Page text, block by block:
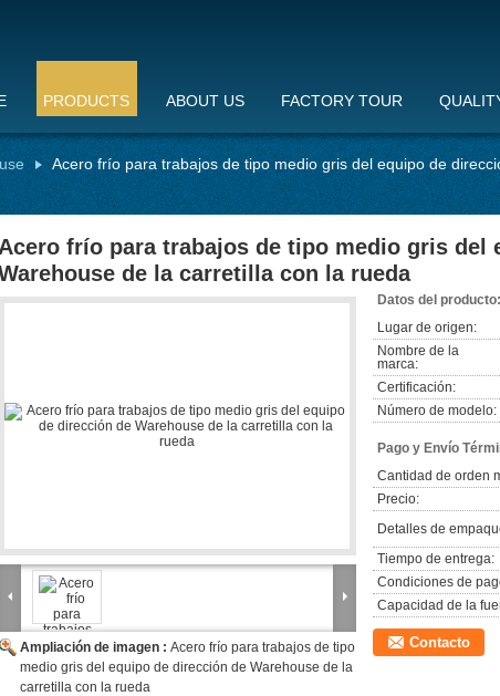
PRODUCTS ABOUT US FACTORY TOUR
Acero frío para trabajos de tipo medio gris del equipo de
Acero frío para trabajos de tipo medio gris del
de la carretilla con la rueda
Ampliación de imagen : Acero frío para trabajos de tipo
medio gris del equipo de dirección de Warehouse de la
carretilla con la rueda
Datos del producto:
Lugar de origen:
Nombre de la
marca:
Certificación:
Número de modelo:
Pago y Envío
Cantidad de orden
Precio:
Detalles de
Tiempo de entrega:
Condiciones de
Capacidad de la
Contacto